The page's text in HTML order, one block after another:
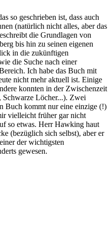
so geschrieben ist, dass auch
(natürlich nicht alles, aber das
die Grundlagen von
bis hin zu seinen eigenen
in die zukünftigen
die Suche nach einer
Ich habe das Buch mit
nicht mehr aktuell ist. Einige
konnten in der Zwischenzeit
Löcher...). Zwei
Buch kommt nur eine einzige (!)
vielleicht früher gar nicht
so etwas. Herr Hawking haut
(bezüglich sich selbst), aber er
der wichtigsten
gewesen.